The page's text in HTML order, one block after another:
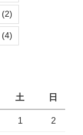
(2)
(4)
土 日
1 2